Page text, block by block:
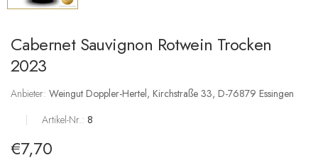
Cabernet Sauvignon Rotwein Trocken
2023
Anbieter: Weingut Doppler-Hertel, Kirchstraße 33, D-76879 Essingen
|
Artikel-Nr.: 8
€7,70